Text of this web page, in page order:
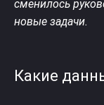
сменилось
новые задачи.
Какие